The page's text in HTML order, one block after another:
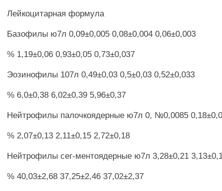
Лейкоцитарная формула
Базофилы ю7л 0,09±0,005 0,08±0,004 0,06±0,003
% 1,19±0,06 0,93±0,05 0,73±0,037
Эозинофилы 107л 0,49±0,03 0,5±0,03 0,52±0,033
% 6,0±0,38 6,02±0,39 5,96±0,37
Нейтрофилы палочкоядерные ю7л 0, №0,0085
% 2,07±0,13 2,11±0,15 2,72±0,18
Нейтрофилы сег-ментоядерные ю7л 3,28±0,21
% 40,03±2,68 37,25±2,46 37,02±2,37